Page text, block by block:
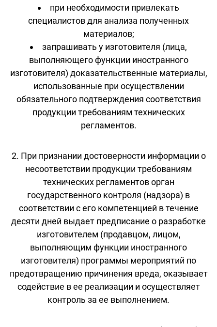
при необходимости привлекать
специалистов для анализа полученных
материалов;
запрашивать у изготовителя (лица,
выполняющего функции иностранного
изготовителя) доказательственные материалы,
использованные при осуществлении
обязательного подтверждения соответствия
продукции требованиям технических
регламентов.
2. При признании достоверности информации о
несоответствии продукции требованиям
технических регламентов орган
государственного контроля (надзора) в
соответствии с его компетенцией в течение
десяти дней выдает предписание о разработке
изготовителем (продавцом, лицом,
выполняющим функции иностранного
изготовителя) программы мероприятий по
предотвращению причинения вреда, оказывает
содействие в ее реализации и осуществляет
контроль за ее выполнением.